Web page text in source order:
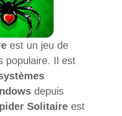
est un jeu de
populaire. Il est
depuis
Solitaireest